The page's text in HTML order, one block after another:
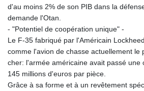
d'au moins 2% de son PIB dans la
demande l'Otan.
- "Potentiel de coopération unique" -
Le F-35 fabriqué par l'Américain
comme l'avion de chasse actuellement le
cher: l'armée américaine avait passé une
145 millions d'euros par pièce.
Grâce à sa forme et à un revêtement